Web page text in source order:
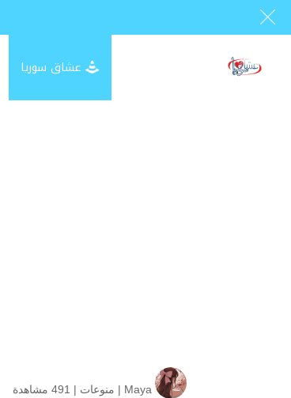
عشاق سوريا
Maya
| منوعات | 491 مشاهدة